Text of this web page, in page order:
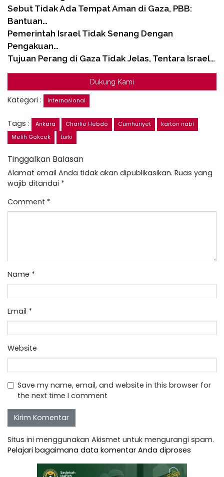
Sebut Tidak Ada Tempat Aman di Gaza, PBB:
Bantuan…
Pemerintah Israel Tidak Senang Dengan
Pengakuan…
Tujuan Perang di Gaza Tidak Jelas, Tentara Israel…
Dukung Kami
Kategori : Internasional
Tags : Ankara Charlie Hebdo Cumhuriyet
karton nabi
Melih Gokcek
turki
Tinggalkan Balasan
Alamat email Anda tidak akan dipublikasikan. Ruas yang
wajib ditandai *
Comment *
Name *
Email *
Website
Save my name, email, and website in this browser for
the next time I comment
Situs ini menggunakan Akismet untuk mengurangi spam.
Pelajari bagaimana data komentar Anda diproses